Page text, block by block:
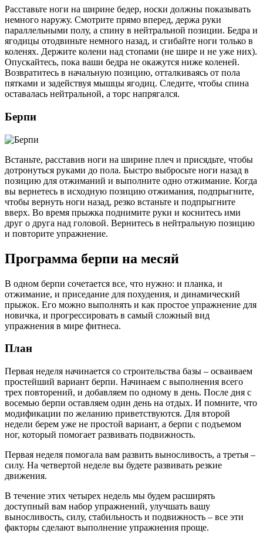
Расставьте ноги на ширине бедер, носки должны показывать
немного наружу. Смотрите прямо вперед, держа руки
параллельными полу, а спину в нейтральной позиции. Бедра и
ягодицы отодвиньте немного назад, и сгибайте ноги только в
коленях. Держите колени над стопами (не шире и не уже них).
Опускайтесь, пока ваши бедра не окажутся ниже коленей.
Возвратитесь в начальную позицию, отталкиваясь от пола
пятками и задействуя мышцы ягодиц. Следите, чтобы спина
оставалась нейтральной, а торс напрягался.
Берпи
Встаньте, расставив ноги на ширине плеч и присядьте, чтобы
дотронуться руками до пола. Быстро выбросьте ноги назад в
позицию для отжиманий и выполните одно отжимание. Когда
вы вернетесь в исходную позицию отжимания, подпрыгните,
чтобы вернуть ноги назад, резко встаньте и подпрыгните
вверх. Во время прыжка поднимите руки и коснитесь ими
друг о друга над головой. Вернитесь в нейтральную позицию
и повторите упражнение.
Программа берпи на месяй
В одном берпи сочетается все, что нужно: и планка, и
отжимание, и приседание для похудения, и динамический
прыжок. Его можно выполнять и как простое упражнение для
новичка, и прогрессировать в самый сложный вид
упражнения в мире фитнеса.
План
Первая неделя начинается со строительства базы – осваиваем
простейший вариант берпи. Начинаем с выполнения всего
трех повторений, и добавляем по одному в день. После дня с
восемью берпи оставляем один день на отдых. И помните, что
модификации по желанию приветствуются. Для второй
недели берем уже не простой вариант, а берпи с подъемом
ног, который помогает развивать подвижность.
Первая неделя помогала вам развить выносливость, а третья –
силу. На четвертой неделе вы будете развивать резкие
движения.
В течение этих четырех недель мы будем расширять
доступный вам набор упражнений, улучшать вашу
выносливость, силу, стабильность и подвижность – все эти
факторы сделают выполнение упражнения проще.